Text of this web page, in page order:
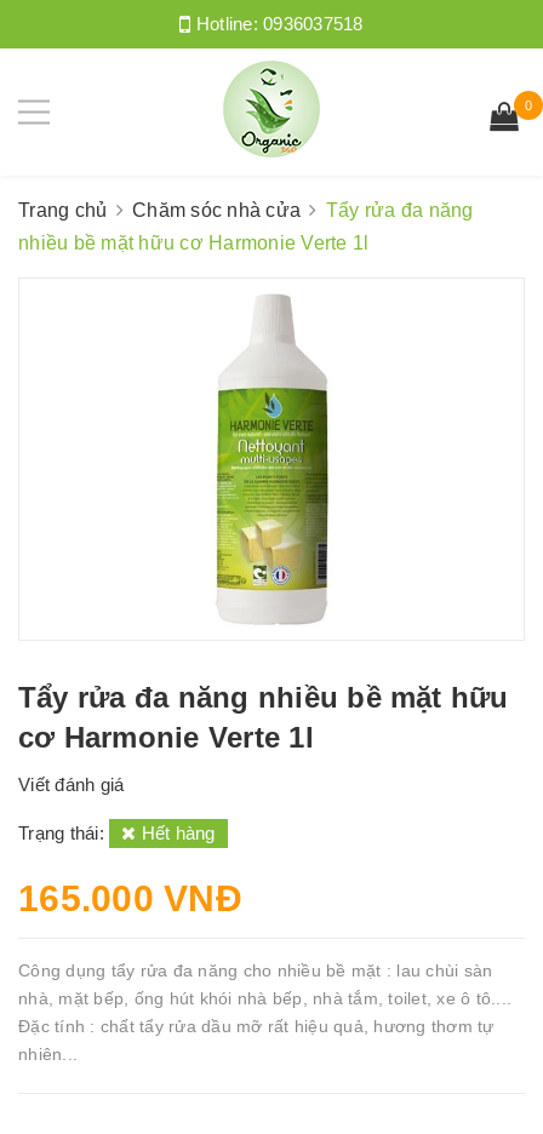
Hotline:0936037518
0
Trang chủ Chăm sóc nhà cửa
Tẩy rửa đa năng
nhiều bề mặt hữu cơ Harmonie Verte 1l
Tẩy rửa đa năng nhiều bề mặt hữu
cơ Harmonie Verte 1l
Viết đánh giá
Trạng thái: Hết hàng
165.000 VNĐ
Công dụng tẩy rửa đa năng cho nhiều bề mặt : lau chùi sàn
nhà, mặt bếp, ống hút khói nhà bếp, nhà tắm, toilet, xe ô tô....
Đặc tính : chất tẩy rửa dầu mỡ rất hiệu quả, hương thơm tự
nhiên...